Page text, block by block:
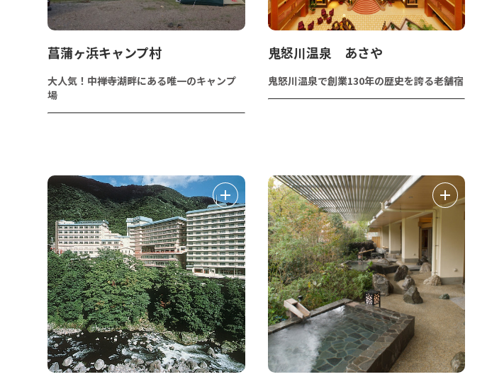
菖蒲ヶ浜キャンプ村
大人気！中禅寺湖畔にある唯一のキャンプ
場
鬼怒川温泉 あさや
鬼怒川温泉で創業130年の歴史を誇る老舗宿